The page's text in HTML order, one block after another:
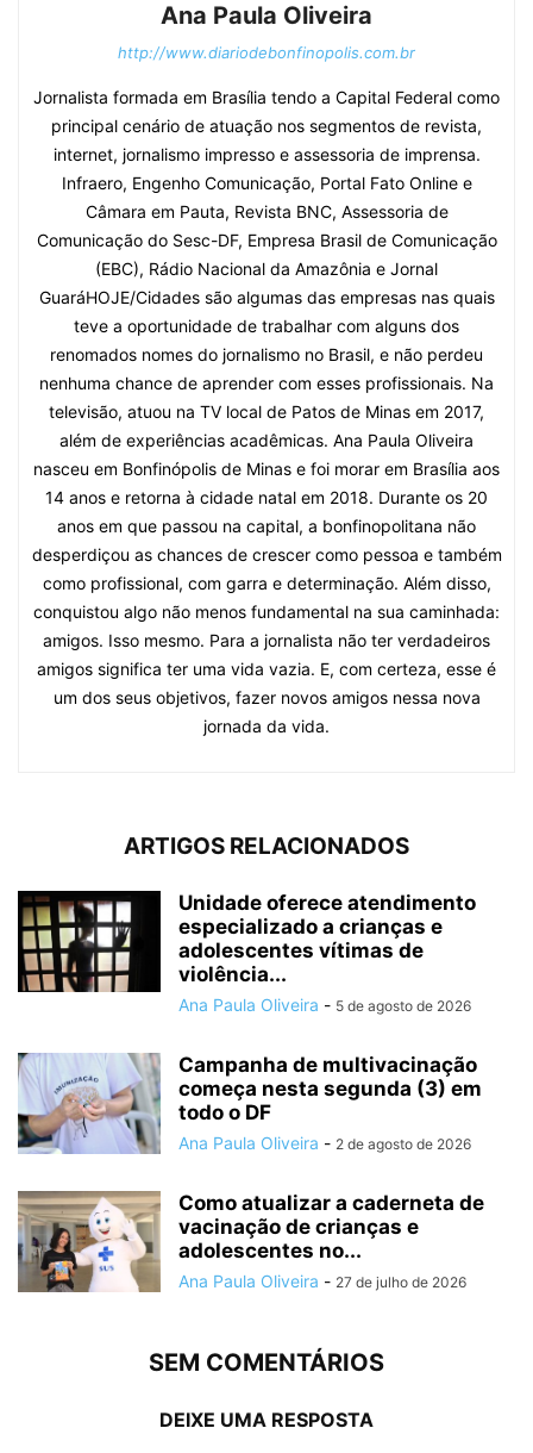
Ana Paula Oliveira
http://www.diariodebonfinopolis.com.br
Jornalista formada em Brasília tendo a Capital Federal como
principal cenário de atuação nos segmentos de revista,
internet, jornalismo impresso e assessoria de imprensa.
Infraero, Engenho Comunicação, Portal Fato Online e
Câmara em Pauta, Revista BNC, Assessoria de
Comunicação do Sesc-DF, Empresa Brasil de Comunicação
(EBC), Rádio Nacional da Amazônia e Jornal
GuaráHOJE/Cidades são algumas das empresas nas quais
teve a oportunidade de trabalhar com alguns dos
renomados nomes do jornalismo no Brasil, e não perdeu
nenhuma chance de aprender com esses profissionais. Na
televisão, atuou na TV local de Patos de Minas em 2017,
além de experiências acadêmicas. Ana Paula Oliveira
nasceu em Bonfinópolis de Minas e foi morar em Brasília aos
14 anos e retorna à cidade natal em 2018. Durante os 20
anos em que passou na capital, a bonfinopolitana não
desperdiçou as chances de crescer como pessoa e também
como profissional, com garra e determinação. Além disso,
conquistou algo não menos fundamental na sua caminhada:
amigos. Isso mesmo. Para a jornalista não ter verdadeiros
amigos significa ter uma vida vazia. E, com certeza, esse é
um dos seus objetivos, fazer novos amigos nessa nova
jornada da vida.
ARTIGOS RELACIONADOS
Unidade oferece atendimento
especializado a crianças e
adolescentes vítimas de
violência...
Ana Paula Oliveira - 5 de agosto de 2026
Campanha de multivacinação
começa nesta segunda (3) em
todo o DF
Ana Paula Oliveira - 2 de agosto de 2026
Como atualizar a caderneta de
vacinação de crianças e
adolescentes no...
Ana Paula Oliveira - 27 de julho de 2026
SEM COMENTÁRIOS
DEIXE UMA RESPOSTA